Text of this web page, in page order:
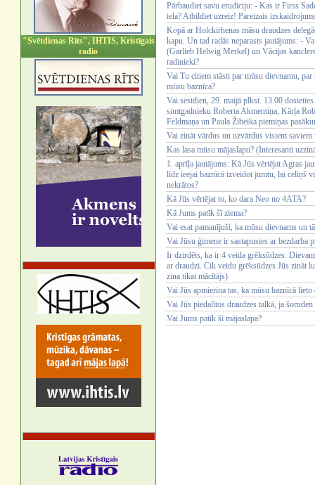
"Svētdienas Rīts", IHTIS, Kristīgais
radio
Pārbaudiet savu erudīciju: - Kas ir Firss
iela? Atbildiet uzreiz! Pareizais
Kopā ar Holckirhenas māsu draudzes
kapu. Un tad radās neparasts jautājums: -
(Garlieb Helwig Merkel) un Vācijas
radinieki?
Vai Tu citiem stāsti par mūsu dievnamu,
mūsu baznīca?
Vai sestdien, 29. maijā plkst. 13.00
simtgadnieku Roberta Akmentiņa, Kārļa
Feldmaņa un Paula Žibeika piemiņas
Vai zināt vārdus un uzvārdus visiem saviem
Kas lasa mūsu mājaslapu? (Interesanti
1. aprīļa jautājums: Kā Jūs vērtējat Agras
līdz ieejai baznīcā izveidot jumtu, lai celiņš
nekrātos?
Kā Jūs vērtējat to, ko dara Neo no 4ATA?
Kā Jums patīk šī ziema?
Vai esat pamanījuši, ka mūsu dievnams un
Vai Jūsu ģimene ir sastapusies ar bezdarba
Ir dzirdēts, ka ir 4 veida grēksūdzes:
ar draudzi. Cik veidu grēksūdzes Jūs zināt
zina tikai mācītājs)
Vai Jūs apmierina tas, ka mūsu baznīcā lieto
Vai Jūs piedalītos draudzes talkā, ja
Vai Jums patīk šī mājaslapa?